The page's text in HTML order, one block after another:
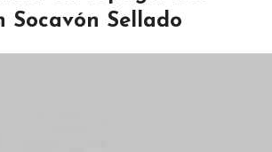
Socavón Sellado